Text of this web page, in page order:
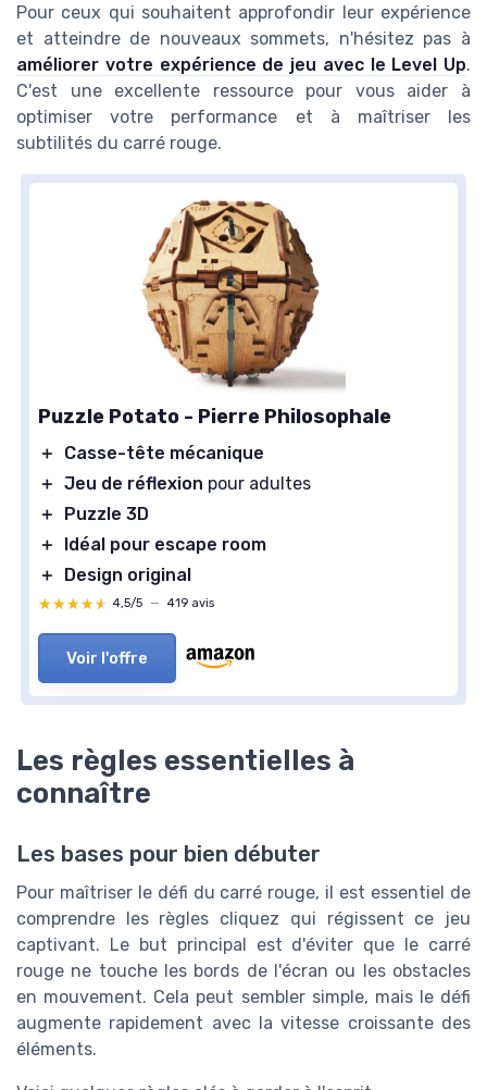
Pour ceux qui souhaitent approfondir leur expérience
et atteindre de nouveaux sommets, n'hésitez pas à
améliorer votre expérience de jeu avec le Level Up.
C'est une excellente ressource pour vous aider à
optimiser votre performance et à maîtriser les
subtilités du carré rouge.
Puzzle Potato - Pierre Philosophale
＋
Casse-tête mécanique
＋ Jeu de réflexion pour adultes
＋
Puzzle 3D
＋
Idéal pour escape room
＋
Design original
★★★★★
★★★★★ 4,5/5 — 419 avis
Voir l'offre
Les règles essentielles à
connaître
Les bases pour bien débuter
Pour maîtriser le défi du carré rouge, il est essentiel de
comprendre les règles cliquez qui régissent ce jeu
captivant. Le but principal est d'éviter que le carré
rouge ne touche les bords de l'écran ou les obstacles
en mouvement. Cela peut sembler simple, mais le défi
augmente rapidement avec la vitesse croissante des
éléments.